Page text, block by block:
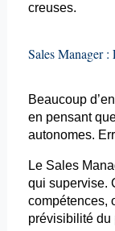
creuses.
Sales Manager
Beaucoup
en pensant
autonomes.
Le Sales
qui supervise.
compétences,
prévisibilité du